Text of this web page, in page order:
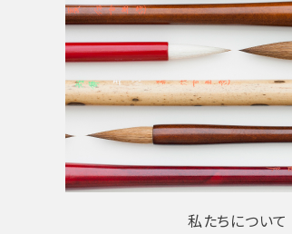
私たちについて